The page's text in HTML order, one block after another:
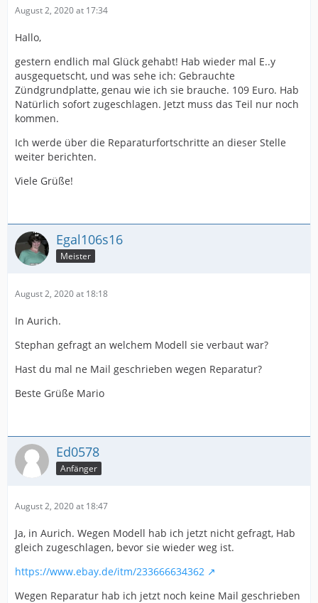
August 2, 2020 at 17:34
Hallo,
gestern endlich mal Glück gehabt! Hab wieder mal E..y
ausgequetscht, und was sehe ich: Gebrauchte
Zündgrundplatte, genau wie ich sie brauche. 109 Euro. Hab
Natürlich sofort zugeschlagen. Jetzt muss das Teil nur noch
kommen.
Ich werde über die Reparaturfortschritte an dieser Stelle
weiter berichten.
Viele Grüße!
Egal106s16
Meister
August 2, 2020 at 18:18
In Aurich.
Stephan gefragt an welchem Modell sie verbaut war?
Hast du mal ne Mail geschrieben wegen Reparatur?
Beste Grüße Mario
Ed0578
Anfänger
August 2, 2020 at 18:47
Ja, in Aurich. Wegen Modell hab ich jetzt nicht gefragt, Hab
gleich zugeschlagen, bevor sie wieder weg ist.
https://www.ebay.de/itm/233666634362
Wegen Reparatur hab ich jetzt noch keine Mail geschrieben